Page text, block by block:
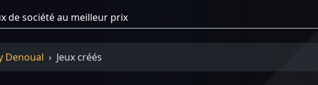
Denoual Jeux créés